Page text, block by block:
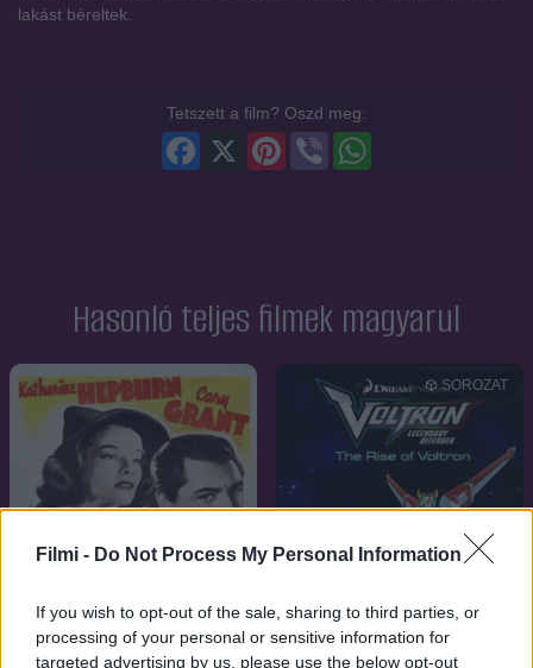
Filmi - Do Not Process My Personal Information
If you wish to opt-out of the sale, sharing to third parties, or
processing of your personal or sensitive information for
targeted advertising by us, please use the below opt-out
lakást béreltek.
Tetszett a film? Oszd meg:
Viber
Pinterest
Facebook
Hasonló teljes filmek magyarul
SOROZAT